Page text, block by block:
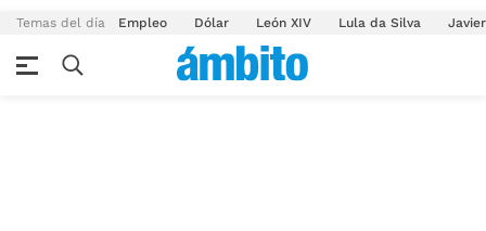
Temas del día Empleo Dólar León XIV Lula da Silva